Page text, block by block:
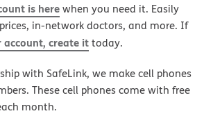
is herewhen you need it. Easily
in-network doctors, and more. If
account, create ittoday.
with SafeLink, we make cell phones
These cell phones come with free
month.